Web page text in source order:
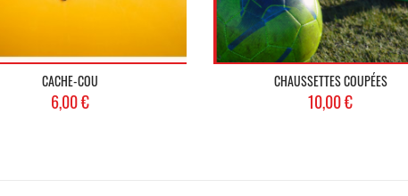
CACHE-COU
Prix
6,00 €
CHAUSSETTES COUPÉES
Prix
10,00 €